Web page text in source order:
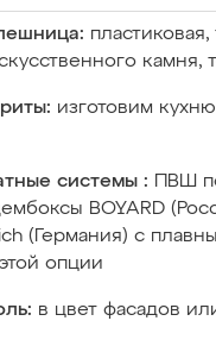
камня,
изготовим
системы :
ПВШ
BOYARD
(Германия) с
опции
в цвет фасадов